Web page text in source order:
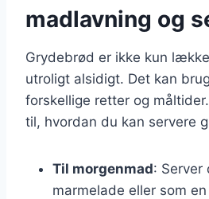
madlavning og
Grydebrød er ikke kun
utroligt alsidigt. Det kan
forskellige retter og
til, hvordan du kan servere
Til morgenmad: Server
marmelade eller som